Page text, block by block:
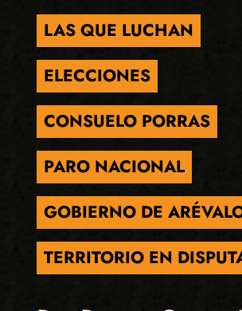
LAS QUE LUCHAN
ELECCIONES
CONSUELO PORRAS
PARO NACIONAL
GOBIERNO DE
TERRITORIO EN